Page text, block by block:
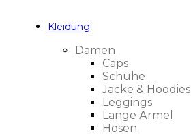
Kleidung
Damen
Caps
Schuhe
Jacke & Hoodies
Leggings
Lange Ärmel
Hosen